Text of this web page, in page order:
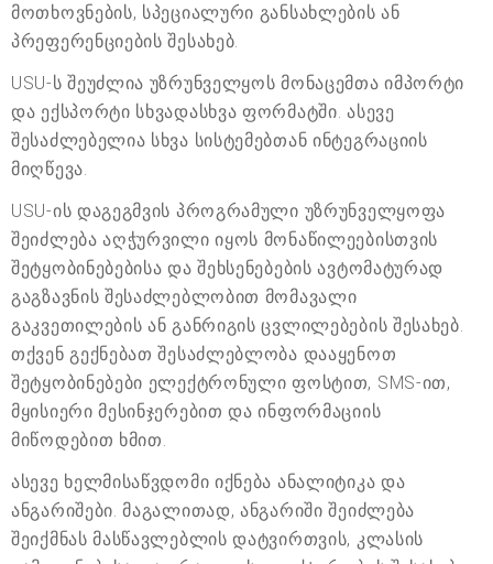
მოთხოვნების, სპეციალური განსახლების ან
პრეფერენციების შესახებ.
USU-ს შეუძლია უზრუნველყოს მონაცემთა იმპორტი
და ექსპორტი სხვადასხვა ფორმატში. ასევე
შესაძლებელია სხვა სისტემებთან ინტეგრაციის
მიღწევა.
USU-ის დაგეგმვის პროგრამული უზრუნველყოფა
შეიძლება აღჭურვილი იყოს მონაწილეებისთვის
შეტყობინებებისა და შეხსენებების ავტომატურად
გაგზავნის შესაძლებლობით მომავალი
გაკვეთილების ან განრიგის ცვლილებების შესახებ.
თქვენ გექნებათ შესაძლებლობა დააყენოთ
შეტყობინებები ელექტრონული ფოსტით, SMS-ით,
მყისიერი მესინჯერებით და ინფორმაციის
მიწოდებით ხმით.
ასევე ხელმისაწვდომი იქნება ანალიტიკა და
ანგარიშები. მაგალითად, ანგარიში შეიძლება
შეიქმნას მასწავლებლის დატვირთვის, კლასის